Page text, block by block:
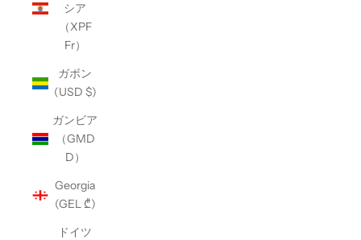
シア
（XPF
Fr）
ガボン
(USD $)
ガンビア
（GMD
D）
Georgia
(GEL ₾)
ドイツ